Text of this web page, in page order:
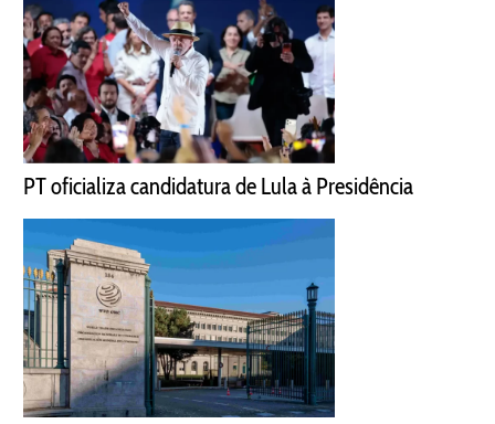
PT oficializa candidatura de Lula à Presidência